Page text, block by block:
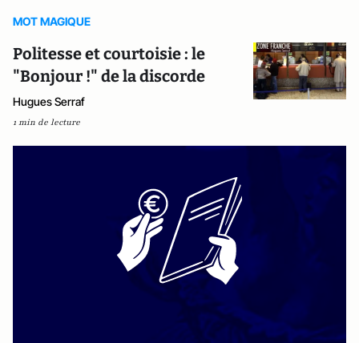
MOT MAGIQUE
Politesse et courtoisie : le
"Bonjour !" de la discorde
Hugues Serraf
1 min de lecture